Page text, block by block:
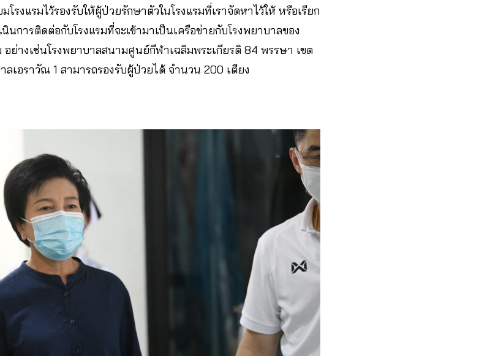
รงแรมไว้รองรับให้ผู้ป่วยรักษาตัวในโรงแรมที่เราจัดหาไว้ให้ หรือเรียก
การติดต่อกับโรงแรมที่จะเข้ามาเป็นเครือข่ายกับโรงพยาบาลของ
ย่างเช่นโรงพยาบาลสนามศูนย์กีฬาเฉลิมพระเกียรติ 84 พรรษา เขต
เอราวัณ 1 สามารถรองรับผู้ป่วยได้ จำนวน 200 เตียง